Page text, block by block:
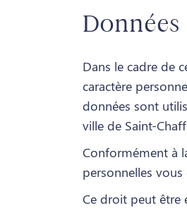
Dans le cadre de
caractère
données sont
ville de Saint-
Conformément à
personnelles
Ce droit peut être